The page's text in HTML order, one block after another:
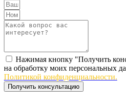
Нажимая кнопку "Получить
на обработку моих персональных
Политикой конфиденциальности.
Получить консультацию